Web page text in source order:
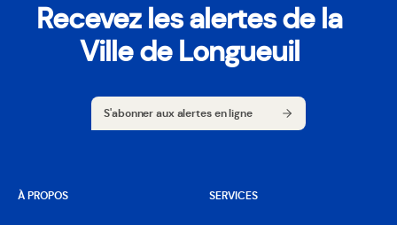
Recevez les alertes de la
Ville de Longueuil
S'abonner aux alertes en ligne
À PROPOS SERVICES